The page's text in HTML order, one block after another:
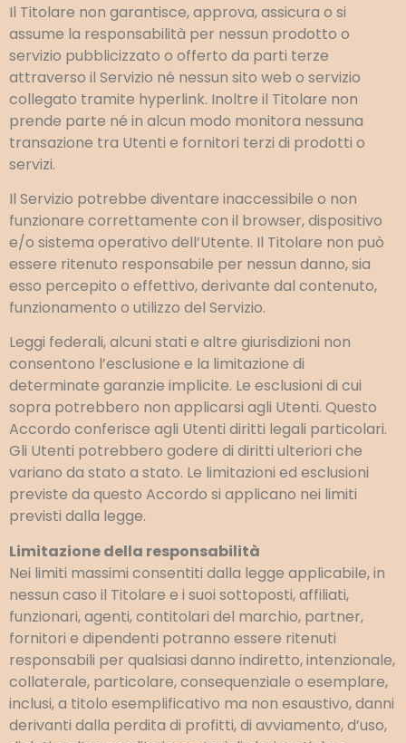
Il Titolare non garantisce, approva, assicura o si
assume la responsabilità per nessun prodotto o
servizio pubblicizzato o offerto da parti terze
attraverso il Servizio né nessun sito web o servizio
collegato tramite hyperlink. Inoltre il Titolare non
prende parte né in alcun modo monitora nessuna
transazione tra Utenti e fornitori terzi di prodotti o
servizi.
Il Servizio potrebbe diventare inaccessibile o non
funzionare correttamente con il browser, dispositivo
e/o sistema operativo dell’Utente. Il Titolare non può
essere ritenuto responsabile per nessun danno, sia
esso percepito o effettivo, derivante dal contenuto,
funzionamento o utilizzo del Servizio.
Leggi federali, alcuni stati e altre giurisdizioni non
consentono l’esclusione e la limitazione di
determinate garanzie implicite. Le esclusioni di cui
sopra potrebbero non applicarsi agli Utenti. Questo
Accordo conferisce agli Utenti diritti legali particolari.
Gli Utenti potrebbero godere di diritti ulteriori che
variano da stato a stato. Le limitazioni ed esclusioni
previste da questo Accordo si applicano nei limiti
previsti dalla legge.
Limitazione della responsabilità
Nei limiti massimi consentiti dalla legge applicabile, in
nessun caso il Titolare e i suoi sottoposti, affiliati,
funzionari, agenti, contitolari del marchio, partner,
fornitori e dipendenti potranno essere ritenuti
responsabili per qualsiasi danno indiretto, intenzionale,
collaterale, particolare, consequenziale o esemplare,
inclusi, a titolo esemplificativo ma non esaustivo, danni
derivanti dalla perdita di profitti, di avviamento, d’uso,